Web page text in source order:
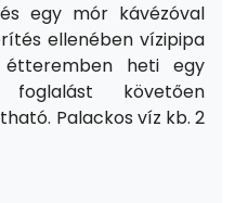
egy mór kávézóval
ellenében vízipipa
heti egy
foglalást követően
Palackos víz kb. 2